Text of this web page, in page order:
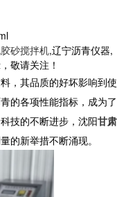
砂搅拌机,辽宁沥青仪器,
敬请关注！
，其品质的好坏影响到使
的各项性能指标，成为了
技的不断进步，沈阳甘肃
的新举措不断涌现。